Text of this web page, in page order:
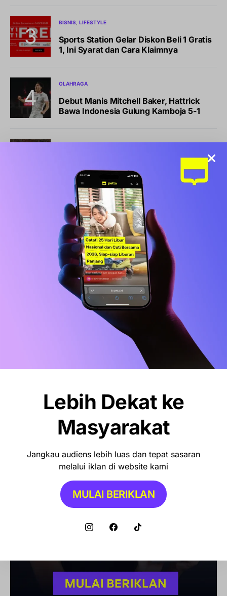
BISNIS LIFESTYLE
Sports Station Gelar Diskon Beli 1 Gratis
1, Ini Syarat dan Cara Klaimnya
OLAHRAGA
Debut Manis Mitchell Baker, Hattrick
Bawa Indonesia Gulung Kamboja 5-1
Pemkot Makassar Tunda Sanksi
Pemilahan Sampah, Pilih Cara Ini Dulu
Lebih Dekat ke
Masyarakat
Jangkau audiens lebih luas dan tepat sasaran
melalui iklan di website kami
MULAI BERIKLAN